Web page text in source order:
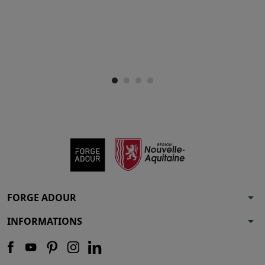
FORGE ADOUR arrow_drop_down
INFORMATIONS arrow_drop_down